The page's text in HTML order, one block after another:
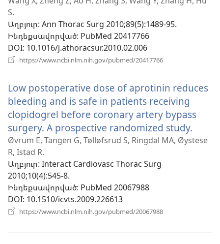
պատուհան)
S.
Աղբյուր‎: Ann Thorac Surg 2010;89(5):1489-95.
Ինդեքսավորված‎: PubMed 20417766
DOI‎: 10.1016/j.athoracsur.2010.02.006
https://www.ncbi.nlm.nih.gov/pubmed/20417766
պատուհան)
Low postoperative dose of aprotinin reduces
bleeding and is safe in patients receiving
clopidogrel before coronary artery bypass
surgery. A prospective randomized study.
է
Øvrum E, Tangen G, Tølløfsrud S, Ringdal MA, Øystese
R, Istad R.
Աղբյուր‎: Interact Cardiovasc Thorac Surg
2010;10(4):545-8.
Ինդեքսավորված‎: PubMed 20067988
DOI‎: 10.1510/icvts.2009.226613
https://www.ncbi.nlm.nih.gov/pubmed/20067988